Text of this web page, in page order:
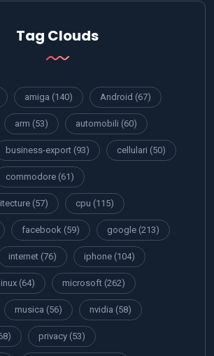
Tag Clouds
amiga (140) Android (67)
arm (53) automobili (60)
business-export (93) cellulari (50)
commodore (61)
(57) cpu (115)
facebook (59) google (213)
internet (76) iphone (104)
linux (64) microsoft (262)
musica (56) nvidia (58)
privacy (53)